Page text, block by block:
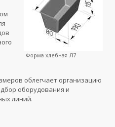
Форма хлебная Л7
облегчает организацию
оборудования и
линий.